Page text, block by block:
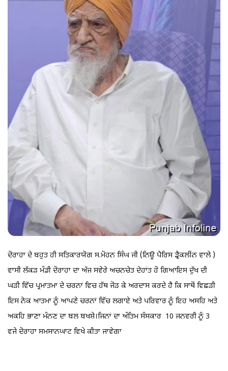
ਦੋਰਾਹਾ ਦੇ ਬਹੁਤ ਹੀ ਸਤਿਕਾਰਯੋਗ ਸ.ਮੋਹਨ ਸਿੰਘ ਜੀ (ਨਿਊ ਪੈਰਿਸ ਡ੍ਰੈਕਲੀਂਨ ਵਾਲੇ )
ਵਾਸੀ ਲੱਕੜ ਮੰਡੀ ਦੋਰਾਹਾ ਦਾ ਅੱਜ ਸਵੇਰੇ ਅਚਨਚੇਤ ਦੇਹਾਂਤ ਹੋ ਗਿਆਇਸ ਦੁੱਖ ਦੀ
ਘੜੀ ਵਿੱਚ ਪ੍ਰਮਾਤਮਾ ਦੇ ਚਰਨਾਂ ਵਿਚ ਹੱਥ ਜੋੜ ਕੇ ਅਰਦਾਸ ਕਰਦੇ ਹੈ ਕਿ ਸਾਥੋਂ ਵਿਛੜੀ
ਇਸ ਨੇਕ ਆਤਮਾ ਨੂੰ ਆਪਣੇ ਚਰਨਾਂ ਵਿੱਚ ਲਗਾਏ ਅਤੇ ਪਰਿਵਾਰ ਨੂੰ ਇਹ ਅਸਹਿ ਅਤੇ
ਅਕਹਿ ਭਾਣਾ ਮੰਨਣ ਦਾ ਬਲ ਬਖਸ਼ੇ।ਜਿਨਾਂ ਦਾ ਅੰਤਿਮ ਸੰਸਕਾਰ 10 ਜਨਵਰੀ ਨੂੰ 3
ਵਜੇ ਦੋਰਾਹਾ ਸਮਸਾਨਘਾਟ ਵਿਖੇ ਕੀਤਾ ਜਾਵੇਗਾ